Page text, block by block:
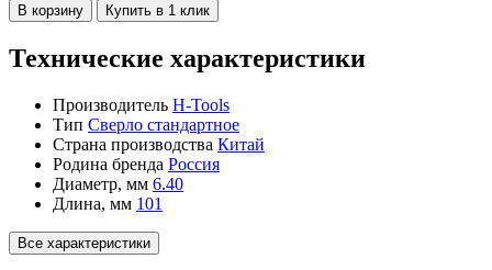
В корзину Купить в 1 клик
Технические характеристики
Производитель H-Tools
Тип Сверло стандартное
Страна производства Китай
Родина бренда Россия
Диаметр, мм 6.40
Длина, мм 101
Все характеристики